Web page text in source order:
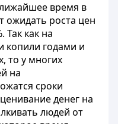
время в
ожидать роста цен
Так как на
копили годами и
то у многих
на
сроки
денег на
людей от